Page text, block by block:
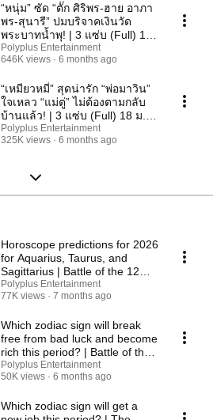
“หนุ่ม” ซัด “ตั๊ก ศิริพร-ฮาย อาภา
พร-สุนารี” ปมบริจาคเงินวัด
พระบาทน้ำพุ! | 3 แซ่บ (Full) 11
ม.ค. 69
Polyplus Entertainment
646K views
6 months ago
“เหมียวหมี่” สุดน่ารัก “พ่อมาวิน”
ใจเหลว “แม่ตู่” ไม่ต้องตามกลับ
บ้านแล้ว! | 3 แซ่บ (Full) 18 ม.ค.
69
Polyplus Entertainment
325K views
6 months ago
Horoscope predictions for 2026
for Aquarius, Taurus, and
Sagittarius | Battle of the 12
Zodiac Si...
Polyplus Entertainment
77K views
7 months ago
Which zodiac sign will break
free from bad luck and become
rich this period? | Battle of the
12 Z...
Polyplus Entertainment
50K views
6 months ago
Which zodiac sign will get a